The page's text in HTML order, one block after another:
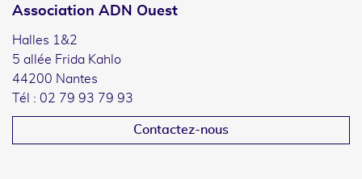
Association ADN Ouest
Halles 1&2
5 allée Frida Kahlo
44200 Nantes
Tél : 02 79 93 79 93
Contactez-nous